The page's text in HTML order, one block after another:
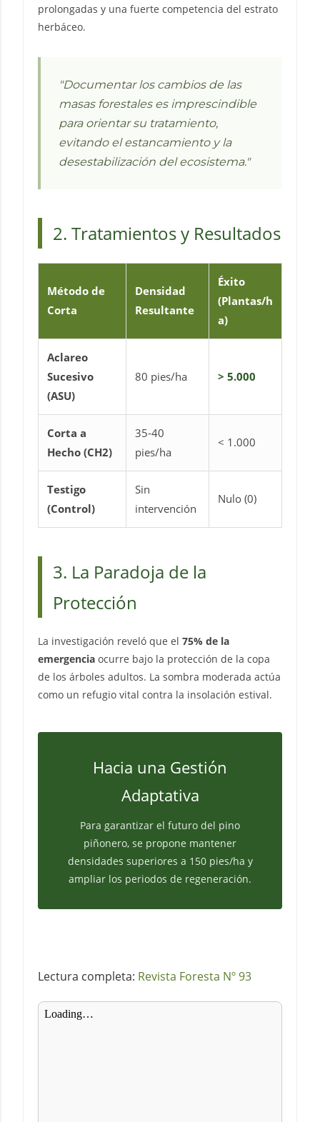
prolongadas y una fuerte competencia del estrato
herbáceo.
"Documentar los cambios de las
masas forestales es imprescindible
para orientar su tratamiento,
evitando el estancamiento y la
desestabilización del ecosistema."
2. Tratamientos y Resultados
Método de
Corta
Densidad
Resultante
Éxito
(Plantas/h
a)
Aclareo
Sucesivo
(ASU)
80 pies/ha > 5.000
Corta a
Hecho (CH2)
35-40
pies/ha
< 1.000
Testigo
(Control)
Sin
intervención
Nulo (0)
3. La Paradoja de la
Protección
La investigación reveló que el 75% de la
emergencia ocurre bajo la protección de la copa
de los árboles adultos. La sombra moderada actúa
como un refugio vital contra la insolación estival.
Hacia una Gestión
Adaptativa
Para garantizar el futuro del pino
piñonero, se propone mantener
densidades superiores a 150 pies/ha y
ampliar los periodos de regeneración.
Lectura completa: Revista Foresta Nº 93